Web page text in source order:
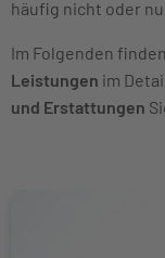
häufig nicht oder
Im Folgenden
Leistungen im
und Erstattungen